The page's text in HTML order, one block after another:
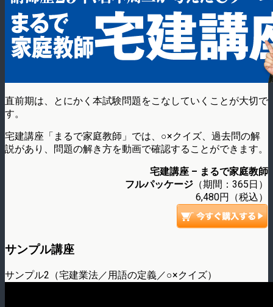
直前期は、とにかく本試験問題をこなしていくことが大切で
す。
宅建講座「まるで家庭教師」では、○×クイズ、過去問の解
説があり、問題の解き方を動画で確認することができます。
宅建講座 – まるで家庭教師
フルパッケージ （期間：365日）
6,480円（税込）
サンプル講座
サンプル2（宅建業法／用語の定義／○×クイズ）